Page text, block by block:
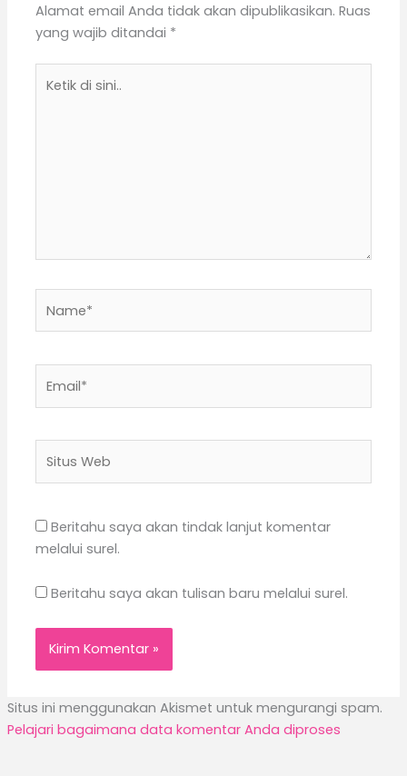
Alamat email Anda tidak akan dipublikasikan. Ruas
yang wajib ditandai *
di
Web
Beritahu saya akan tindak lanjut komentar
melalui surel.
Beritahu saya akan tulisan baru melalui surel.
Situs ini menggunakan Akismet untuk mengurangi spam.
Pelajari bagaimana data komentar Anda diproses